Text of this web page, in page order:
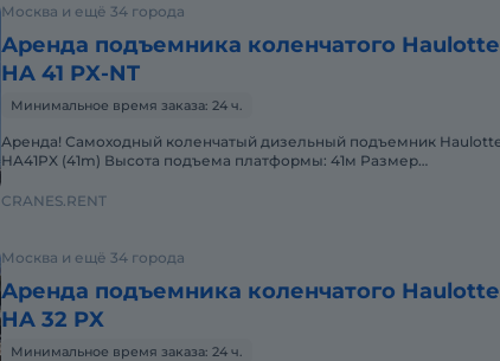
Москва и ещё 34 города
Аренда подъемника коленчатого Haulotte
HA 41 PX-NT
Минимальное время заказа: 24 ч.
Аренда! Самоходный коленчатый дизельный подъемник Haulotte
HA41PX (41m) Высота подъема платформы: 41м Размер
CRANES.RENT
Москва и ещё 34 города
Аренда подъемника коленчатого Haulotte
HA 32 PX
Минимальное время заказа: 24 ч.